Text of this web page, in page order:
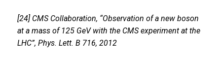
[24] CMS Collaboration, “Observation of a new boson
at a mass of 125 GeV with the CMS experiment at the
LHC”, Phys. Lett. B 716, 2012